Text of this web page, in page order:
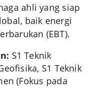
ahli yang siap
baik energi
(EBT).
S1 Teknik
S1 Teknik
(Fokus pada